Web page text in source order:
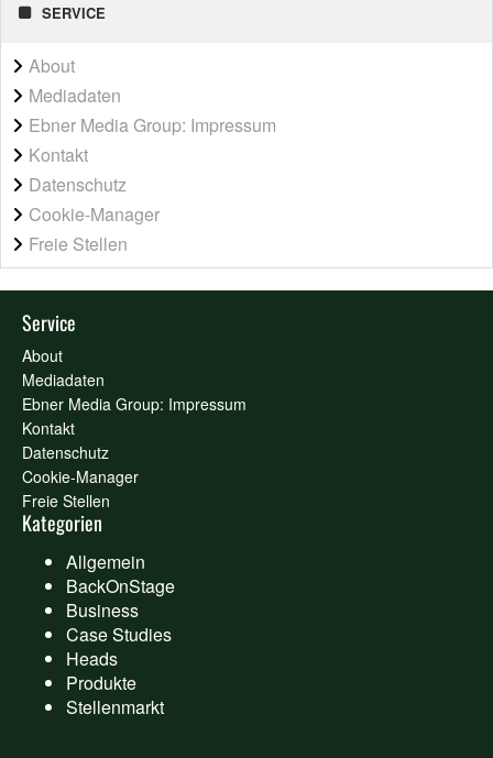
SERVICE
About
Mediadaten
Ebner Media Group: Impressum
Kontakt
Datenschutz
Cookie-Manager
Freie Stellen
Service
About
Mediadaten
Ebner Media Group: Impressum
Kontakt
Datenschutz
Cookie-Manager
Freie Stellen
Kategorien
Allgemein
BackOnStage
Business
Case Studies
Heads
Produkte
Stellenmarkt